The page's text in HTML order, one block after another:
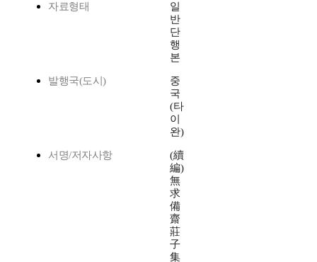
자료형태
일
반
단
행
본
발행국(도시)
중
국
(타
이
완)
서명/저자사항
(續
編)
無
求
備
齋
莊
子
集